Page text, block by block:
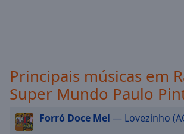
Audio
Track
Picture-
in-
Principais músicas em
Super Mundo Paulo
Forró Doce Mel — Lovezinho